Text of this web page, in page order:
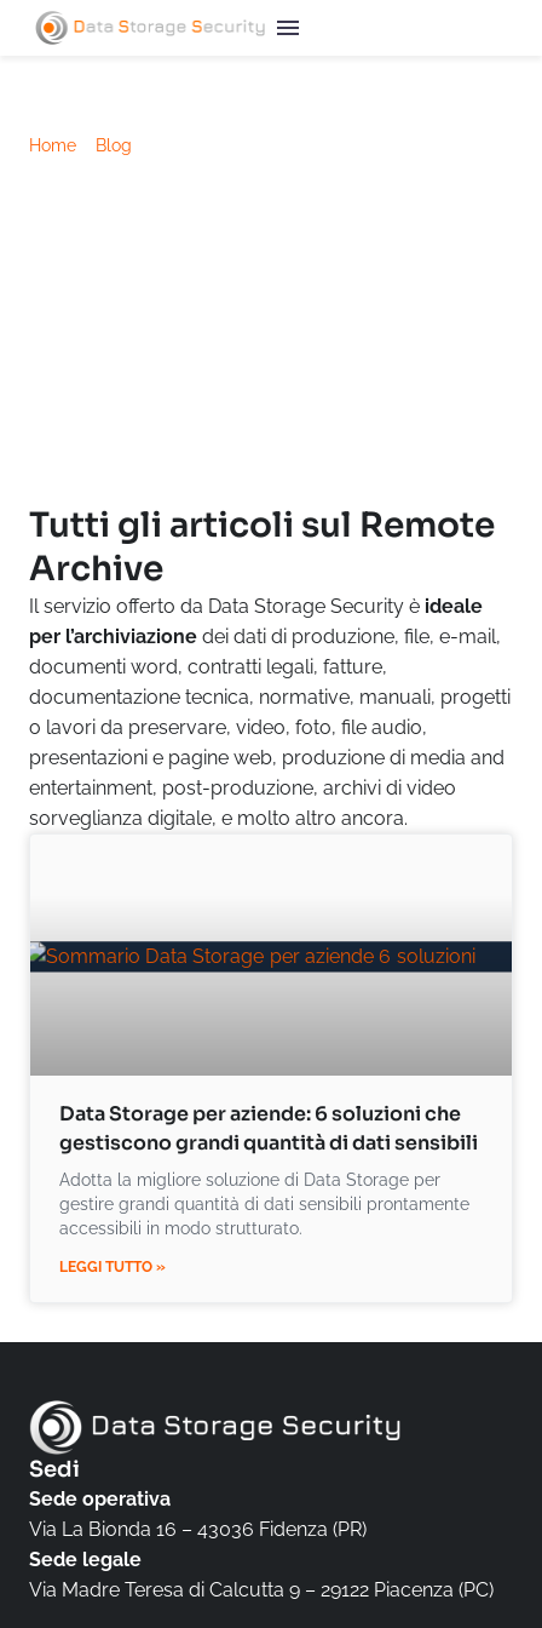
Home Blog
Remote Archive per
Tutti gli articoli sul Remote
Archive
Il servizio offerto da Data Storage Security è ideale
per l’archiviazione dei dati di produzione, file, e-mail,
documenti word, contratti legali, fatture,
documentazione tecnica, normative, manuali, progetti
o lavori da preservare, video, foto, file audio,
presentazioni e pagine web, produzione di media and
entertainment, post-produzione, archivi di video
sorveglianza digitale, e molto altro ancora.
Data Storage per aziende: 6 soluzioni che
gestiscono grandi quantità di dati sensibili
Adotta la migliore soluzione di Data Storage per
gestire grandi quantità di dati sensibili prontamente
accessibili in modo strutturato.
LEGGI TUTTO »
Sedi
Sede operativa
Via La Bionda 16 – 43036 Fidenza (PR)
Sede legale
Via Madre Teresa di Calcutta 9 – 29122 Piacenza (PC)